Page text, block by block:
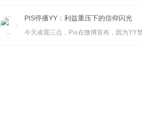
PIS停播YY：利益重压下的信仰闪光